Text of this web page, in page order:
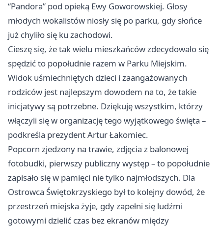
“Pandora” pod opieką Ewy Goworowskiej. Głosy
młodych wokalistów niosły się po parku, gdy słońce
już chyliło się ku zachodowi.
Cieszę się, że tak wielu mieszkańców zdecydowało się
spędzić to popołudnie razem w Parku Miejskim.
Widok uśmiechniętych dzieci i zaangażowanych
rodziców jest najlepszym dowodem na to, że takie
inicjatywy są potrzebne. Dziękuję wszystkim, którzy
włączyli się w organizację tego wyjątkowego święta –
podkreśla prezydent Artur Łakomiec.
Popcorn zjedzony na trawie, zdjęcia z balonowej
fotobudki, pierwszy publiczny występ – to popołudnie
zapisało się w pamięci nie tylko najmłodszych. Dla
Ostrowca Świętokrzyskiego był to kolejny dowód, że
przestrzeń miejska żyje, gdy zapełni się ludźmi
gotowymi dzielić czas bez ekranów między